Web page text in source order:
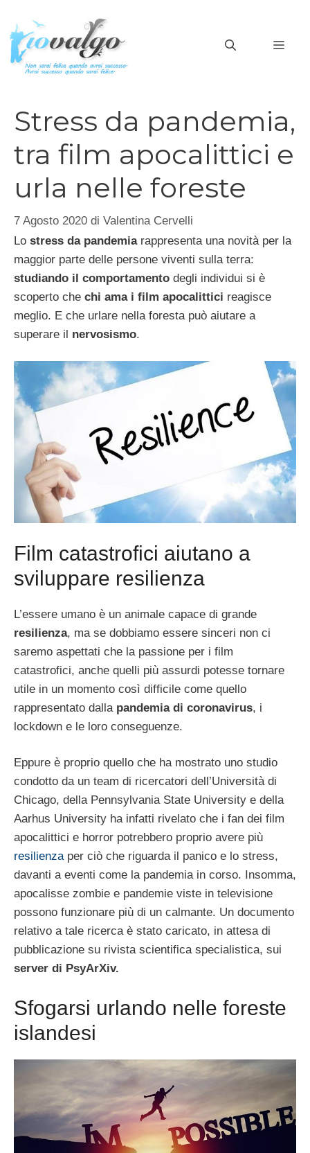
contenuto
Stress da pandemia,
tra film apocalittici e
urla nelle foreste
7 Agosto 2020 di Valentina Cervelli
Lo stress da pandemiarappresenta una novità per la
maggior parte delle persone viventi sulla terra:
studiando il comportamento degli individui si è
scoperto che chi ama i film apocalittici reagisce
meglio. E che urlare nella foresta può aiutare a
superare il nervosismo.
Film catastrofici aiutano a
sviluppare resilienza
L’essere umano è un animale capace di grande
resilienza, ma se dobbiamo essere sinceri non ci
saremo aspettati che la passione per i film
catastrofici, anche quelli più assurdi potesse tornare
utile in un momento così difficile come quello
rappresentato dalla pandemia di coronavirus, i
lockdown e le loro conseguenze.
Eppure è proprio quello che ha mostrato uno studio
condotto da un team di ricercatori dell’Università di
Chicago, della Pennsylvania State University e della
Aarhus University ha infatti rivelato che i fan dei film
apocalittici e horror potrebbero proprio avere più
resilienzaper ciò che riguarda il panico e lo stress,
davanti a eventi come la pandemia in corso. Insomma,
apocalisse zombie e pandemie viste in televisione
possono funzionare più di un calmante. Un documento
relativo a tale ricerca è stato caricato, in attesa di
pubblicazione su rivista scientifica specialistica, sui
server di PsyArXiv.
Sfogarsi urlando nelle foreste
islandesi